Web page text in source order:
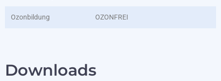
Ozonbildung OZONFREI
Downloads